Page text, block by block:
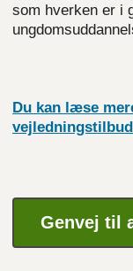
som hverken er i
Du kan læse
Genvej til